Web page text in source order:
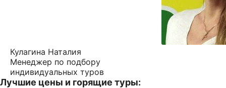
Кулагина Наталия
Менеджер по подбору
индивидуальных туров
Лучшие цены и горящие туры: